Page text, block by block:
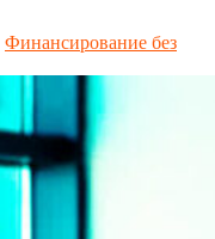
Финансирование без